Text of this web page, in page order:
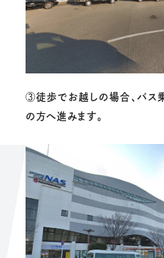
③徒歩でお越しの場合、バス
の方へ進みます。